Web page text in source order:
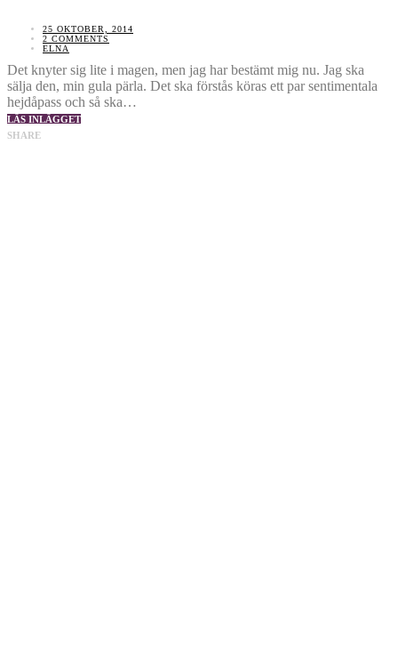
25 OKTOBER, 2014
2 COMMENTS
ELNA
Det knyter sig lite i magen, men jag har bestämt mig nu. Jag ska
sälja den, min gula pärla. Det ska förstås köras ett par sentimentala
hejdåpass och så ska…
LÄS INLÄGGET
SHARE